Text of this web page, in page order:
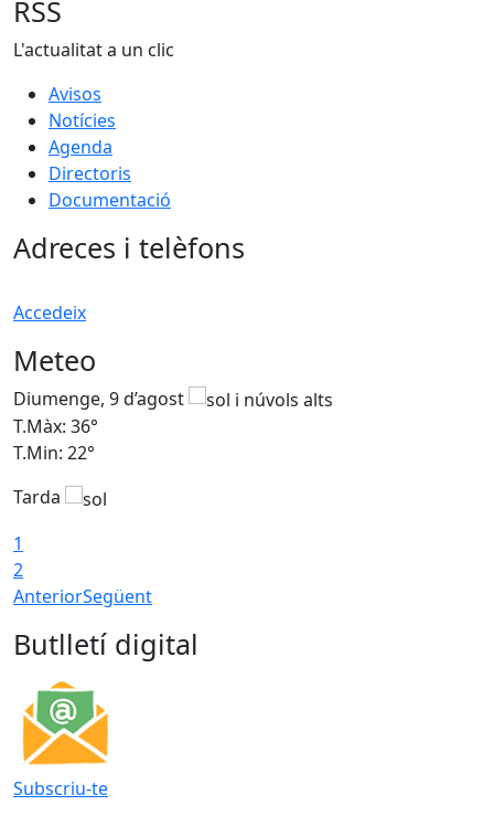
RSS
L'actualitat a un clic
Avisos
Notícies
Agenda
Directoris
Documentació
Adreces i telèfons
Accedeix
Meteo
Diumenge, 9 d’agost
T.Màx: 36°
T.Min: 22°
Tarda
1
2
AnteriorSegüent
Butlletí digital
Subscriu-te